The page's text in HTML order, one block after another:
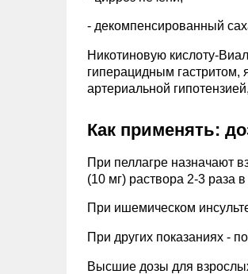
- декомпенсированный
Никотиновую кислоту-
гиперацидным гастритом,
артериальной
Как применять:
При пеллагре назначают
(10 мг) раствора 2-3 раза
При ишемическом
При других показаниях -
Высшие дозы для